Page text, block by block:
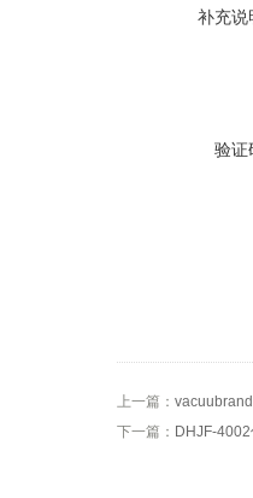
补充说
验证
上一篇：
下一篇： DHJF-